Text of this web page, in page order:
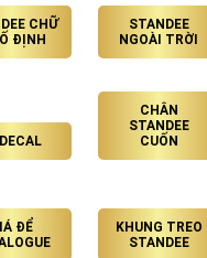
CHỮ
ĐỊNH
STANDEE
NGOÀI TRỜI
DECAL
CHÂN
STANDEE
CUỐN
ĐỂ
KHUNG TREO
STANDEE